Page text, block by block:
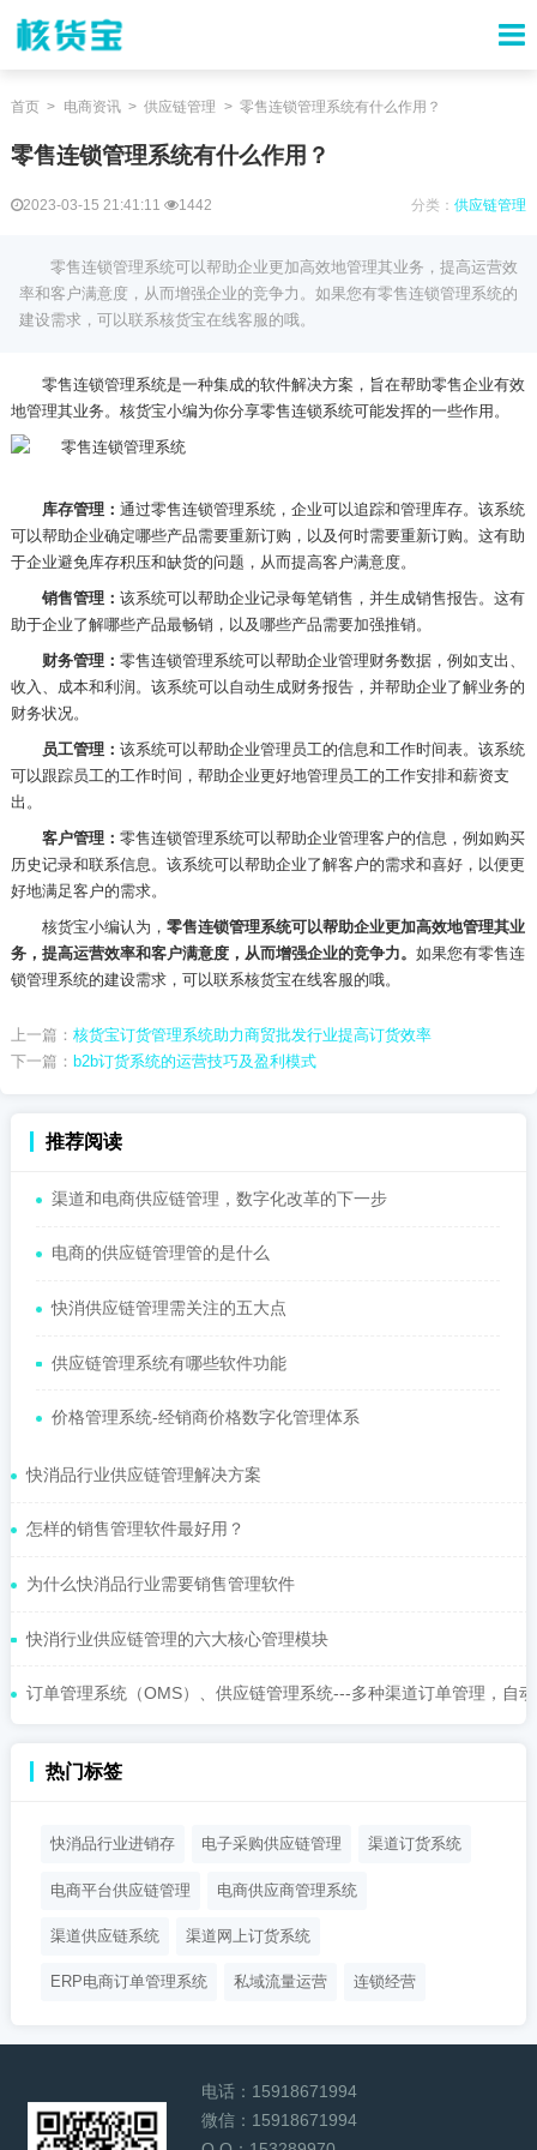
首页 电商资讯 供应链管理 零售连锁管理系统有什么作用？
零售连锁管理系统有什么作用？
2023-03-15 21:41:11 1442 分类：供应链管理
零售连锁管理系统可以帮助企业更加高效地管理其业务，提高运营效
率和客户满意度，从而增强企业的竞争力。如果您有零售连锁管理系统的
建设需求，可以联系核货宝在线客服的哦。
零售连锁管理系统是一种集成的软件解决方案，旨在帮助零售企业有效
地管理其业务。核货宝小编为你分享零售连锁系统可能发挥的一些作用。
库存管理： 通过零售连锁管理系统，企业可以追踪和管理库存。该系统
可以帮助企业确定哪些产品需要重新订购，以及何时需要重新订购。这有助
于企业避免库存积压和缺货的问题，从而提高客户满意度。
销售管理： 该系统可以帮助企业记录每笔销售，并生成销售报告。这有
助于企业了解哪些产品最畅销，以及哪些产品需要加强推销。
财务管理： 零售连锁管理系统可以帮助企业管理财务数据，例如支出、
收入、成本和利润。该系统可以自动生成财务报告，并帮助企业了解业务的
财务状况。
员工管理： 该系统可以帮助企业管理员工的信息和工作时间表。该系统
可以跟踪员工的工作时间，帮助企业更好地管理员工的工作安排和薪资支
出。
客户管理： 零售连锁管理系统可以帮助企业管理客户的信息，例如购买
历史记录和联系信息。该系统可以帮助企业了解客户的需求和喜好，以便更
好地满足客户的需求。
核货宝小编认为， 零售连锁管理系统可以帮助企业更加高效地管理其业
务，提高运营效率和客户满意度，从而增强企业的竞争力。 如果您有零售连
锁管理系统的建设需求，可以联系核货宝在线客服的哦。
上一篇： 核货宝订货管理系统助力商贸批发行业提高订货效率
下一篇： b2b订货系统的运营技巧及盈利模式
推荐阅读
渠道和电商供应链管理，数字化改革的下一步
电商的供应链管理管的是什么
快消供应链管理需关注的五大点
供应链管理系统有哪些软件功能
价格管理系统-经销商价格数字化管理体系
快消品行业供应链管理解决方案
怎样的销售管理软件最好用？
为什么快消品行业需要销售管理软件
快消行业供应链管理的六大核心管理模块
订单管理系统（OMS）、供应链管理系统---多种渠道订单管理，自动化
热门标签
快消品行业进销存 电子采购供应链管理 渠道订货系统
电商平台供应链管理 电商供应商管理系统
渠道供应链系统 渠道网上订货系统
ERP电商订单管理系统 私域流量运营 连锁经营
电话： 15918671994
微信： 15918671994